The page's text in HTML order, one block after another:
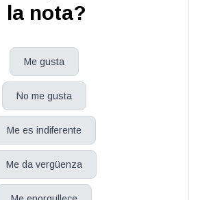
la nota?
Me gusta
No me gusta
Me es indiferente
Me da vergüenza